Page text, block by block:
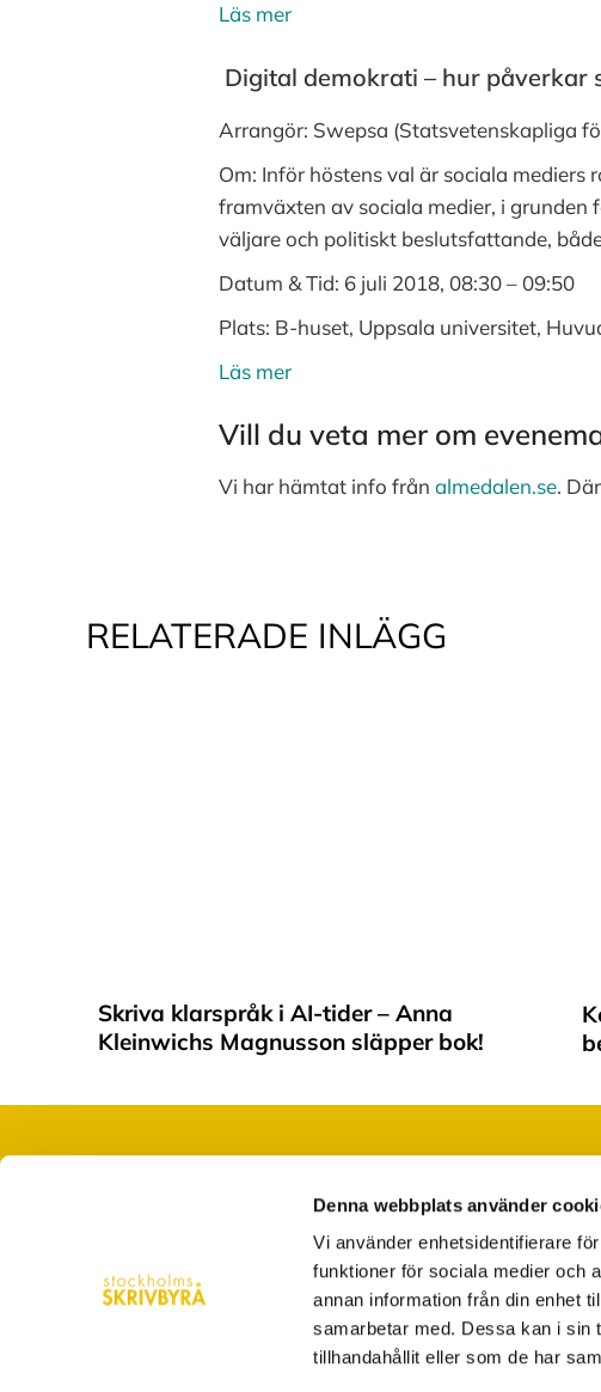
Denna webbplats använder
Vi använder enhetsidentifierare
funktioner för sociala medier och
annan information från din enhet
samarbetar med. Dessa kan i sin
tillhandahållit eller som de har
Läs mer
Digital demokrati – hur påverkar
Arrangör: Swepsa (Statsvetenskapliga
Om: Inför höstens val är sociala
framväxten av sociala medier, i
väljare och politiskt beslutsfattande,
Datum & Tid: 6 juli 2018, 08:30 – 09:50
Plats: B-huset, Uppsala universitet,
Läs mer
Vill du veta mer om
Vi har hämtat info frånalmedalen.se.
RELATERADE INLÄGG
Skriva klarspråk i AI-tider – Anna
Kleinwichs Magnusson släpper bok!
När du saknar ord, tid eller folk
hej@stockholmsskrivbyra.se
Västerlånggatan 28 Stockholm